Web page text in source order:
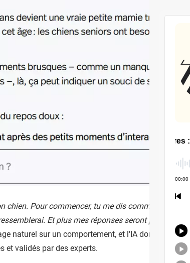
chien. Pour commencer, tu me dis comment il
Et plus mes réponses seront précises",
naturel sur un comportement, et l'IA donne une
et validés par des experts.